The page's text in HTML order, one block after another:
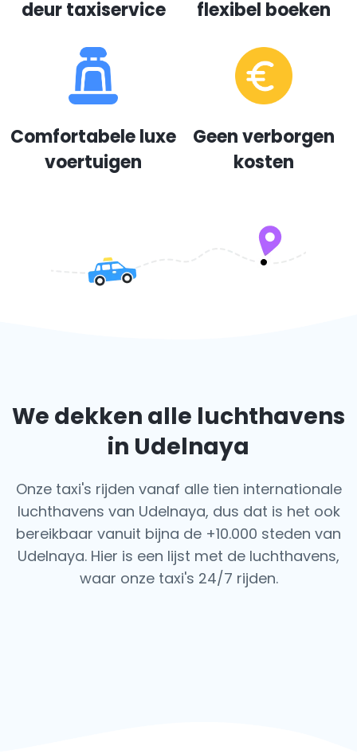
deur taxiservice
flexibel boeken
Comfortabele luxe
voertuigen
Geen verborgen
kosten
We dekken alle luchthavens
in Udelnaya
Onze taxi's rijden vanaf alle tien internationale
luchthavens van Udelnaya, dus dat is het ook
bereikbaar vanuit bijna de +10.000 steden van
Udelnaya. Hier is een lijst met de luchthavens,
waar onze taxi's 24/7 rijden.